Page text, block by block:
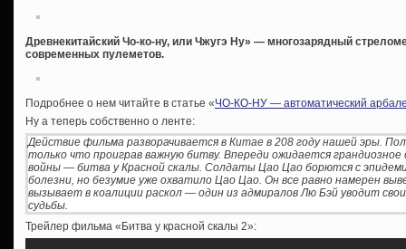
Древнекитайский Чо-ко-ну, или Чжугэ Ну» — многозарядный
современных пулеметов.
Подробнее о нем читайте в статье «ЧО-КО-НУ — автоматический
Ну а теперь собственно о ленте:
Действие фильма разворачивается в Китае в 208 году нашей эры.
только что проиграв важную битву. Впереди ожидается
войны — битва у Красной скалы. Солдаты Цао Цао борются с
болезни, но безумие уже охватило Цао Цао. Он все равно намерен
вызывает в коалиции раскол — один из адмиралов Лю Бэй уводит
судьбы.
Трейлер фильма «Битва у красной скалы 2»: